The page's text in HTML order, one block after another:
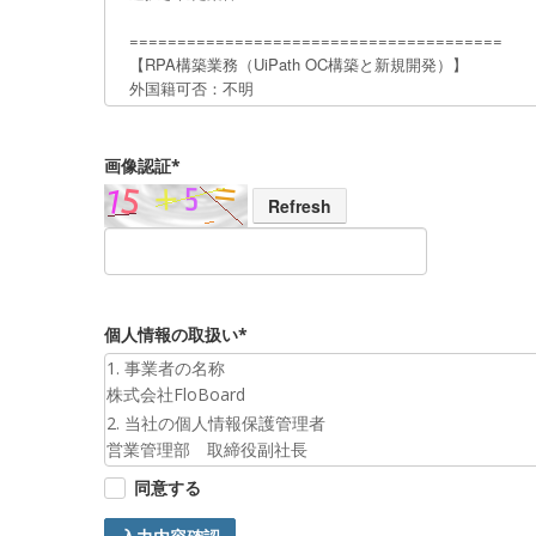
画像認証*
Refresh
個人情報の取扱い*
1. 事業者の名称
株式会社FloBoard
2. 当社の個人情報保護管理者
営業管理部 取締役副社長
3. 個人情報の利用目的
お預かりした個人情報は、お問合せへの対応のために利
同意する